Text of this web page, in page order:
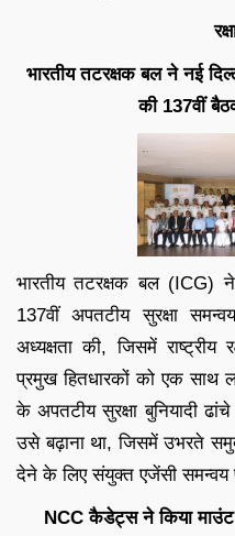
भारतीय तटरक्षक बल ने नई
की 137वीं
भारतीय तटरक्षक बल
137वीं अपतटीय सुरक्षा
अध्यक्षता की, जिसमें
प्रमुख हितधारकों को एक साथ
के अपतटीय सुरक्षा बुनियादी
उसे बढ़ाना था, जिसमें उभरते
देने के लिए संयुक्त एजेंसी समन्वय
NCC कैडेट्स ने किया माउंट